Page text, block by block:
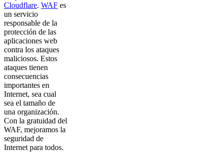
Cloudflare. WAF es
un servicio
responsable de la
protección de las
aplicaciones web
contra los ataques
maliciosos. Estos
ataques tienen
consecuencias
importantes en
Internet, sea cual
sea el tamaño de
una organización.
Con la gratuidad del
WAF, mejoramos la
seguridad de
Internet para todos.